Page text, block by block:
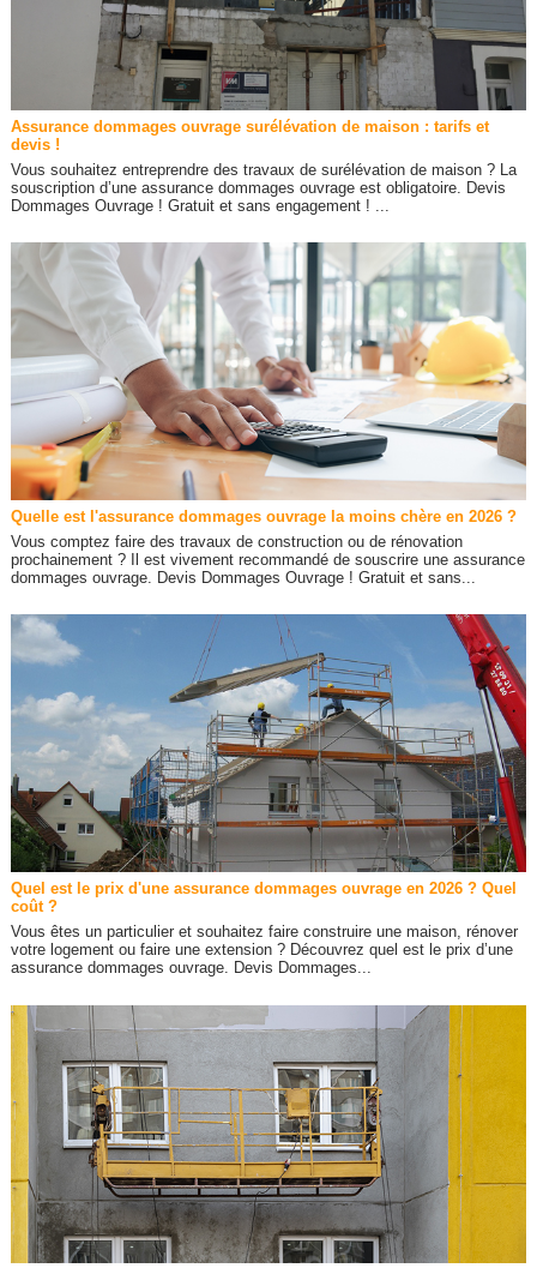
Assurance dommages ouvrage surélévation de maison : tarifs et
devis !
Vous souhaitez entreprendre des travaux de surélévation de maison ? La
souscription d’une assurance dommages ouvrage est obligatoire. Devis
Dommages Ouvrage ! Gratuit et sans engagement ! ...
Quelle est l'assurance dommages ouvrage la moins chère en 2026 ?
Vous comptez faire des travaux de construction ou de rénovation
prochainement ? Il est vivement recommandé de souscrire une assurance
dommages ouvrage. Devis Dommages Ouvrage ! Gratuit et sans...
Quel est le prix d'une assurance dommages ouvrage en 2026 ? Quel
coût ?
Vous êtes un particulier et souhaitez faire construire une maison, rénover
votre logement ou faire une extension ? Découvrez quel est le prix d’une
assurance dommages ouvrage. Devis Dommages...